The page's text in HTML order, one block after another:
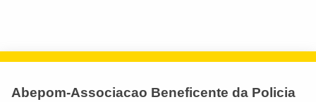
Abepom-Associacao Beneficente da Policia